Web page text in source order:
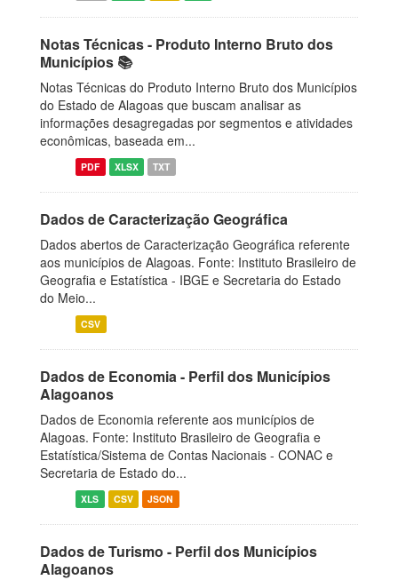
Notas Técnicas - Produto Interno Bruto dos
Municípios 📚
Notas Técnicas do Produto Interno Bruto dos Municípios
do Estado de Alagoas que buscam analisar as
informações desagregadas por segmentos e atividades
econômicas, baseada em...
PDF XLSX TXT
Dados de Caracterização Geográfica
Dados abertos de Caracterização Geográfica referente
aos municípios de Alagoas. Fonte: Instituto Brasileiro de
Geografia e Estatística - IBGE e Secretaria do Estado
do Meio...
CSV
Dados de Economia - Perfil dos Municípios
Alagoanos
Dados de Economia referente aos municípios de
Alagoas. Fonte: Instituto Brasileiro de Geografia e
Estatística/Sistema de Contas Nacionais - CONAC e
Secretaria de Estado do...
XLS CSV JSON
Dados de Turismo - Perfil dos Municípios
Alagoanos